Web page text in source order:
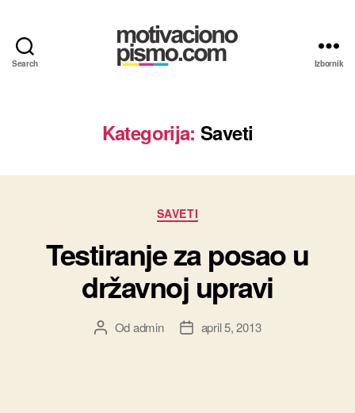
Search
Propratna
pisma
Izbornik
Kategorija: Saveti
Kategorije
SAVETI
Testiranje za posao u
državnoj upravi
Autor
Odadmin
Datumapril 5, 2013